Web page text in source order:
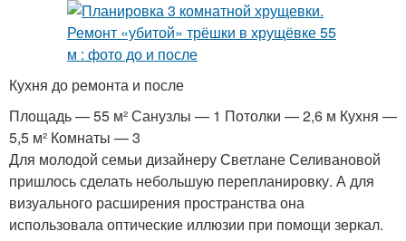
Кухня до ремонта и после
Площадь — 55 м² Санузлы — 1 Потолки — 2,6 м Кухня —
5,5 м² Комнаты — 3
Для молодой семьи дизайнеру Светлане Селивановой
пришлось сделать небольшую перепланировку. А для
визуального расширения пространства она
использовала оптические иллюзии при помощи зеркал.